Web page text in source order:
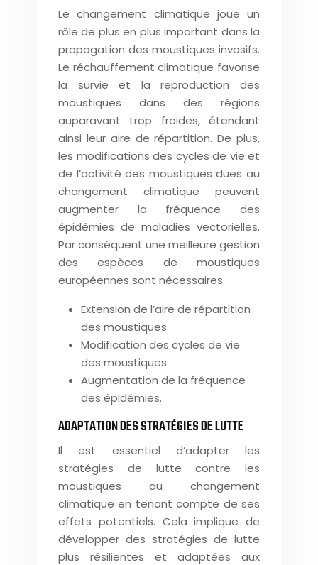
Le changement climatique joue un
rôle de plus en plus important dans la
propagation des moustiques invasifs.
Le réchauffement climatique favorise
la survie et la reproduction des
moustiques dans des régions
auparavant trop froides, étendant
ainsi leur aire de répartition. De plus,
les modifications des cycles de vie et
de l’activité des moustiques dues au
changement climatique peuvent
augmenter la fréquence des
épidémies de maladies vectorielles.
Par conséquent une meilleure gestion
des espèces de moustiques
européennes sont nécessaires.
Extension de l’aire de répartition
des moustiques.
Modification des cycles de vie
des moustiques.
Augmentation de la fréquence
des épidémies.
ADAPTATION DES STRATÉGIES DE LUTTE
Il est essentiel d’adapter les
stratégies de lutte contre les
moustiques au changement
climatique en tenant compte de ses
effets potentiels. Cela implique de
développer des stratégies de lutte
plus résilientes et adaptées aux